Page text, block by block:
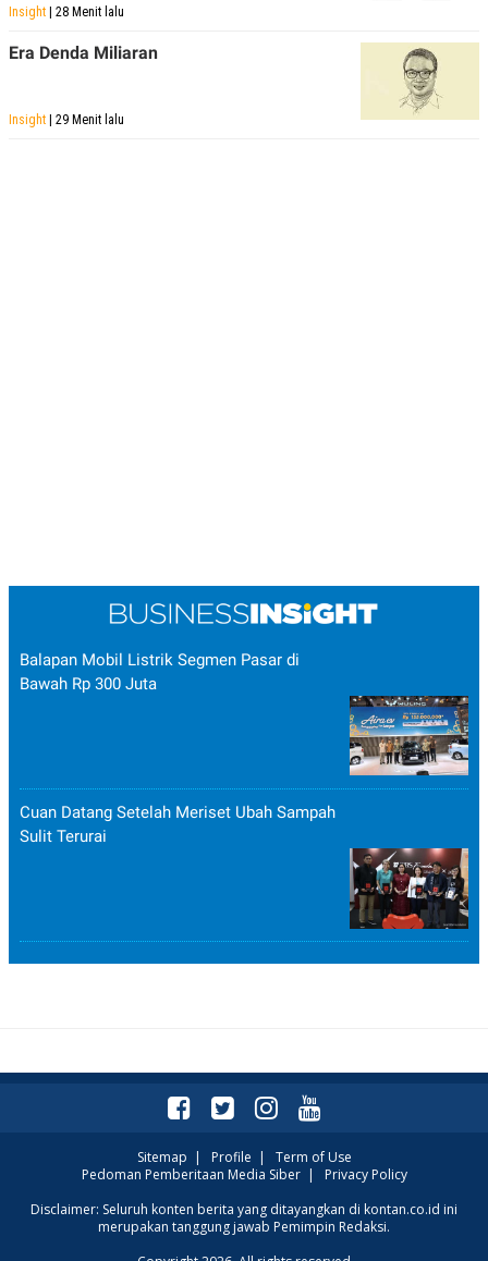
Insight | 28 Menit lalu
Era Denda Miliaran
Insight | 29 Menit lalu
Balapan Mobil Listrik Segmen Pasar di
Bawah Rp 300 Juta
Cuan Datang Setelah Meriset Ubah Sampah
Sulit Terurai
Sitemap | Profile | Term of Use
Pedoman Pemberitaan Media Siber| Privacy Policy
Disclaimer: Seluruh konten berita yang ditayangkan di kontan.co.id ini
merupakan tanggung jawab Pemimpin Redaksi.